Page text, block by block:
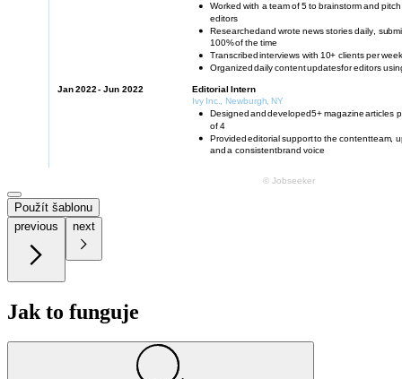
Použít šablonu
previous
next
Jak to funguje